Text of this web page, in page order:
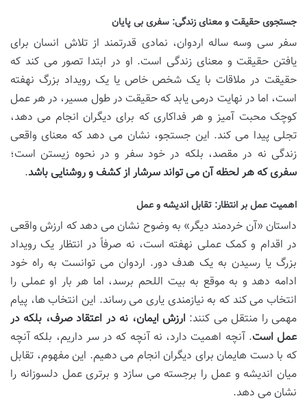
جستجوی حقیقت و معنای زندگی: سفری بی پایان
سفر سی وسه ساله اردوان، نمادی قدرتمند از تلاش انسان برای
یافتن حقیقت و معنای زندگی است. او در ابتدا تصور می کند که
حقیقت در ملاقات با یک شخص خاص یا یک رویداد بزرگ نهفته
است، اما در نهایت درمی یابد که حقیقت در طول مسیر، در هر عمل
کوچک محبت آمیز و هر فداکاری که برای دیگران انجام می دهد،
تجلی پیدا می کند. این جستجو، نشان می دهد که معنای واقعی
زندگی نه در مقصد، بلکه در خود سفر و در نحوه زیستن است؛
سفری که هر لحظه آن می تواند سرشار از کشف و روشنایی باشد.
اهمیت عمل بر انتظار: تقابل اندیشه و عمل
داستان «آن خردمند دیگر» به وضوح نشان می دهد که ارزش واقعی
در اقدام و کمک عملی نهفته است، نه صرفاً در انتظار یک رویداد
بزرگ یا رسیدن به یک هدف دور. اردوان می توانست به راه خود
ادامه دهد و به موقع به بیت اللحم برسد، اما هر بار او عملی را
انتخاب می کند که به نیازمندی یاری می رساند. این انتخاب ها، پیام
مهمی را منتقل می کنند: ارزش ایمان، نه در اعتقاد صرف، بلکه در
عمل است. آنچه اهمیت دارد، نه آنچه که در سر داریم، بلکه آنچه
که با دست هایمان برای دیگران انجام می دهیم. این مفهوم، تقابل
میان اندیشه و عمل را برجسته می سازد و برتری عمل دلسوزانه را
نشان می دهد.